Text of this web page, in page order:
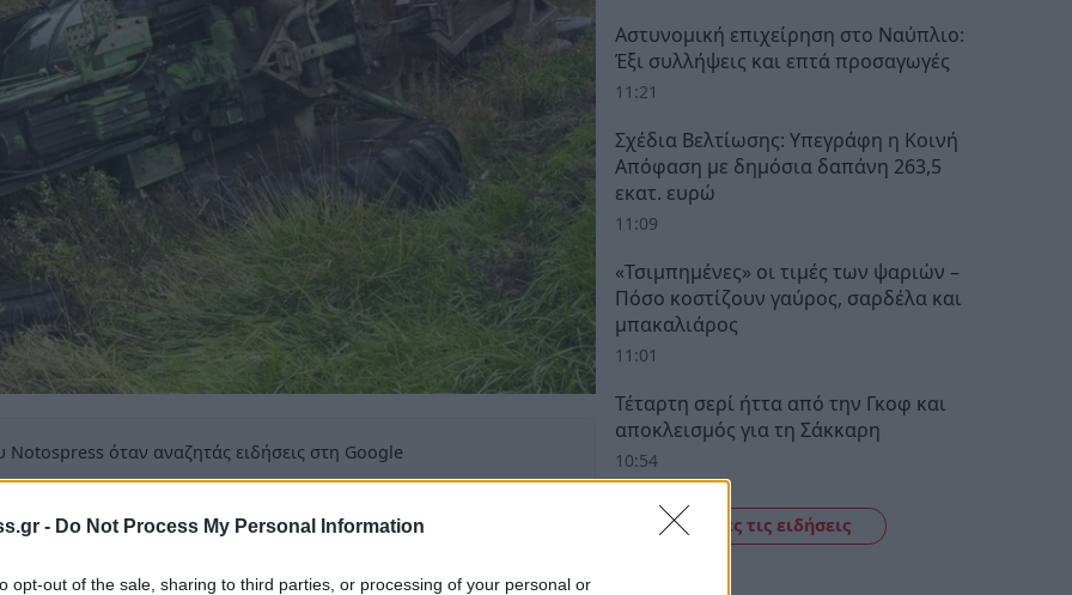
- Do Not Process My Personal Information
opt-out of the sale, sharing to third parties, or processing of your personal or
όταν αναζητάς ειδήσεις στη Google
αποτελέσματα της Google
τρακτέρ
Αστυνομική επιχείρηση στο Ναύπλιο:
Έξι συλλήψεις και επτά προσαγωγές
11:21
Σχέδια Βελτίωσης: Υπεγράφη η Κοινή
Απόφαση με δημόσια δαπάνη 263,5
εκατ. ευρώ
11:09
«Τσιμπημένες» οι τιμές των ψαριών –
Πόσο κοστίζουν γαύρος, σαρδέλα και
μπακαλιάρος
11:01
Τέταρτη σερί ήττα από την Γκοφ και
αποκλεισμός για τη Σάκκαρη
10:54
Δείτε όλες τις ειδήσεις